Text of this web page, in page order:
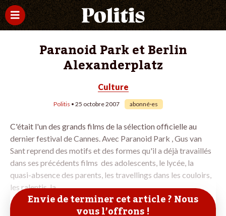
Paranoid Park et Berlin
Alexanderplatz
Culture
Politis • 25 octobre 2007 abonné·es
C'était l'un des grands films de la sélection officielle au
dernier festival de Cannes. Avec Paranoid Park , Gus van
Sant reprend des motifs et des formes qu'il a déjà travaillés
dans ses précédents films ­ des adolescents, le lycée, la
quasi-absence des parents, les travellings dans les couloirs,
les ralentis, la
Envie de terminer cet article ? Nous
vous l’offrons !